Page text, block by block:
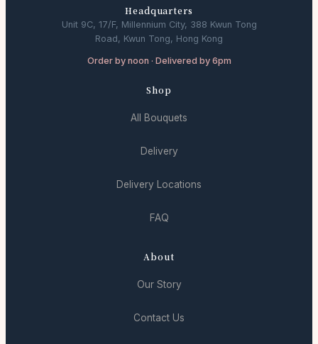
Headquarters
Unit 9C, 17/F, Millennium City, 388 Kwun Tong
Road, Kwun Tong, Hong Kong
Order by noon · Delivered by 6pm
Shop
All Bouquets
Delivery
Delivery Locations
FAQ
About
Our Story
Contact Us